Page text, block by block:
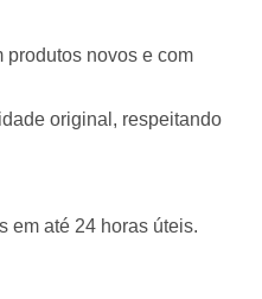
produtos novos e com
original, respeitando
em até 24 horas úteis.